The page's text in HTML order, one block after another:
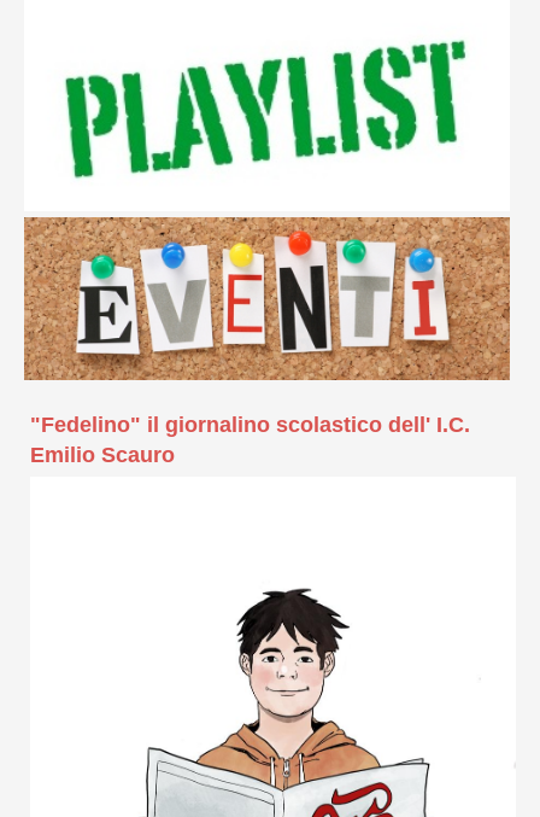
"Fedelino" il giornalino scolastico dell' I.C.
Emilio Scauro